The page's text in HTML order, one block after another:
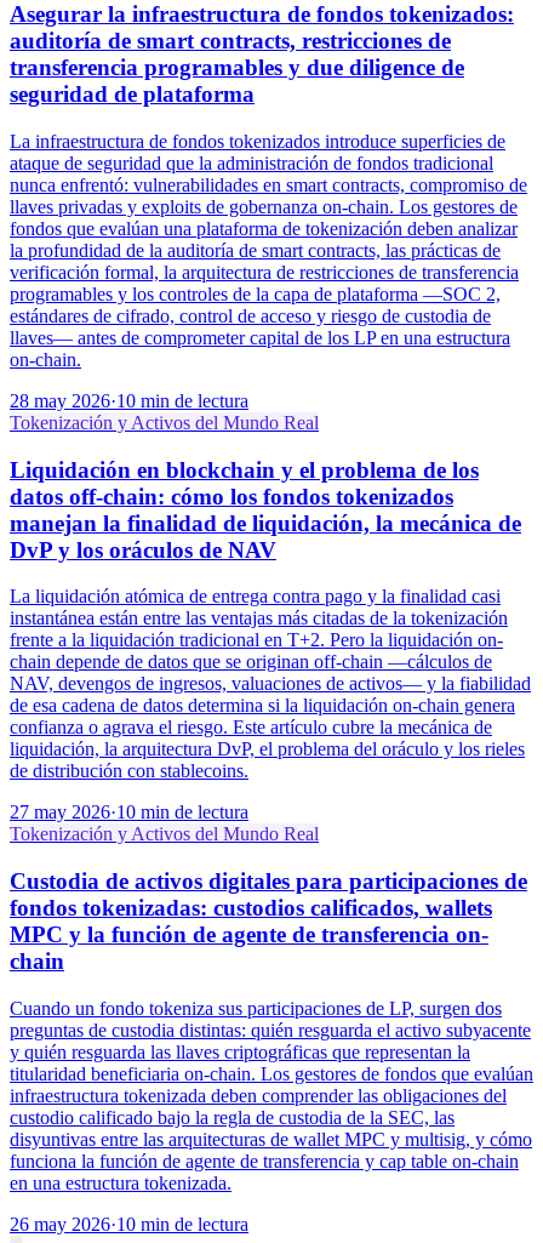
Asegurar la infraestructura de fondos tokenizados:
auditoría de smart contracts, restricciones de
transferencia programables y due diligence de
seguridad de plataforma
La infraestructura de fondos tokenizados introduce superficies de
ataque de seguridad que la administración de fondos tradicional
nunca enfrentó: vulnerabilidades en smart contracts, compromiso de
llaves privadas y exploits de gobernanza on-chain. Los gestores de
fondos que evalúan una plataforma de tokenización deben analizar
la profundidad de la auditoría de smart contracts, las prácticas de
verificación formal, la arquitectura de restricciones de transferencia
programables y los controles de la capa de plataforma —SOC 2,
estándares de cifrado, control de acceso y riesgo de custodia de
llaves— antes de comprometer capital de los LP en una estructura
on-chain.
28 may 2026·10 min de lectura
Tokenización y Activos del Mundo Real
Liquidación en blockchain y el problema de los
datos off-chain: cómo los fondos tokenizados
manejan la finalidad de liquidación, la mecánica de
DvP y los oráculos de NAV
La liquidación atómica de entrega contra pago y la finalidad casi
instantánea están entre las ventajas más citadas de la tokenización
frente a la liquidación tradicional en T+2. Pero la liquidación on-
chain depende de datos que se originan off-chain —cálculos de
NAV, devengos de ingresos, valuaciones de activos— y la fiabilidad
de esa cadena de datos determina si la liquidación on-chain genera
confianza o agrava el riesgo. Este artículo cubre la mecánica de
liquidación, la arquitectura DvP, el problema del oráculo y los rieles
de distribución con stablecoins.
27 may 2026·10 min de lectura
Tokenización y Activos del Mundo Real
Custodia de activos digitales para participaciones de
fondos tokenizadas: custodios calificados, wallets
MPC y la función de agente de transferencia on-
chain
Cuando un fondo tokeniza sus participaciones de LP, surgen dos
preguntas de custodia distintas: quién resguarda el activo subyacente
y quién resguarda las llaves criptográficas que representan la
titularidad beneficiaria on-chain. Los gestores de fondos que evalúan
infraestructura tokenizada deben comprender las obligaciones del
custodio calificado bajo la regla de custodia de la SEC, las
disyuntivas entre las arquitecturas de wallet MPC y multisig, y cómo
funciona la función de agente de transferencia y cap table on-chain
en una estructura tokenizada.
26 may 2026·10 min de lectura